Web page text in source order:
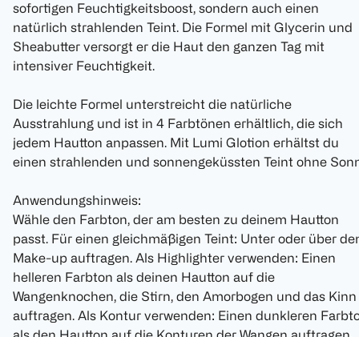
sofortigen Feuchtigkeitsboost, sondern auch einen
natürlich strahlenden Teint. Die Formel mit Glycerin und
Sheabutter versorgt er die Haut den ganzen Tag mit
intensiver Feuchtigkeit.
Die leichte Formel unterstreicht die natürliche
Ausstrahlung und ist in 4 Farbtönen erhältlich, die sich
jedem Hautton anpassen. Mit Lumi Glotion erhältst du
einen strahlenden und sonnengeküssten Teint ohne
Anwendungshinweis:
Wähle den Farbton, der am besten zu deinem Hautton
passt. Für einen gleichmäßigen Teint: Unter oder über
Make-up auftragen. Als Highlighter verwenden: Einen
helleren Farbton als deinen Hautton auf die
Wangenknochen, die Stirn, den Amorbogen und das Kinn
auftragen. Als Kontur verwenden: Einen dunkleren